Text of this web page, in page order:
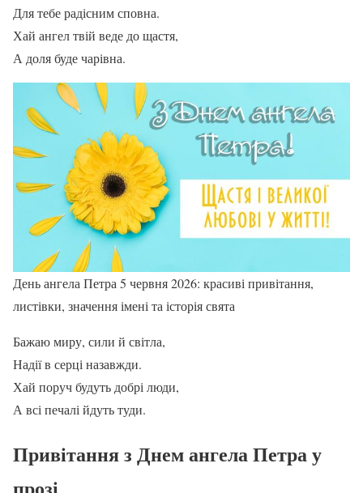
Для тебе радісним сповна.
Хай ангел твій веде до щастя,
А доля буде чарівна.
День ангела Петра 5 червня 2026: красиві привітання,
листівки, значення імені та історія свята
Бажаю миру, сили й світла,
Надії в серці назавжди.
Хай поруч будуть добрі люди,
А всі печалі йдуть туди.
Привітання з Днем ангела Петра у